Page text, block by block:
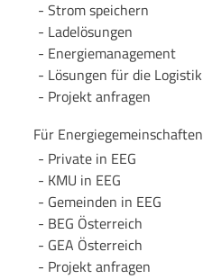
Strom speichern
Lade­lösungen
Energie­management
Lösungen für die Logistik
Projekt anfragen
Für Energie­gemeinschaften
Private in EEG
KMU in EEG
Gemeinden in EEG
BEG Österreich
GEA Österreich
Projekt anfragen